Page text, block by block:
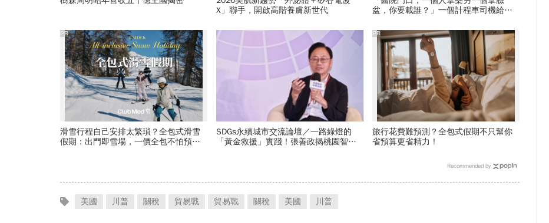
X」聯手，開啟高階養膚新世代
盆，你要載誰？」一個計程車司機給我
滑雪行程自己安排太繁瑣？全包式滑雪
假期：出門即雪場，一價全包不怕預算
PR
SDGs永續城市交流論壇／一路綠燈的
「黃金救援」實踐！張善政揭桃園智慧
旅行花費難預測？全包式假期不只幫你
省預算更省精力！
PR
Recommended by
美國 川普 關稅 貿易戰 貿易戰 關稅 美國 川普